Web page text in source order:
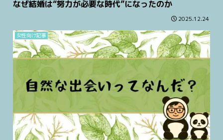
なぜ結婚は“努力が必要な時代”になったのか
2025.12.24
女性向け記事